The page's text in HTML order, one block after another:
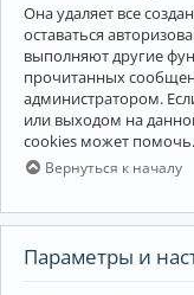
Она удаляет все
оставаться
выполняют другие
прочитанных
администратором.
или выходом на
cookies может помочь.
Вернуться к началу
Параметры и